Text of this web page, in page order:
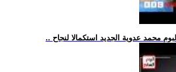
محمد عدوية الجديد استكمالا لنجاح